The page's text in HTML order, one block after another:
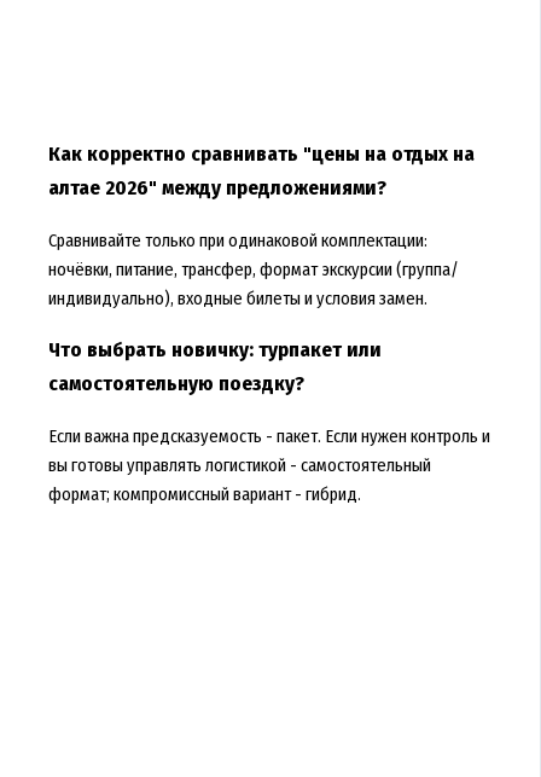
Как корректно сравнивать "цены на отдых на
алтае 2026" между предложениями?
Сравнивайте только при одинаковой комплектации:
ночёвки, питание, трансфер, формат экскурсии (группа/
индивидуально), входные билеты и условия замен.
Что выбрать новичку: турпакет или
самостоятельную поездку?
Если важна предсказуемость - пакет. Если нужен контроль и
вы готовы управлять логистикой - самостоятельный
формат; компромиссный вариант - гибрид.